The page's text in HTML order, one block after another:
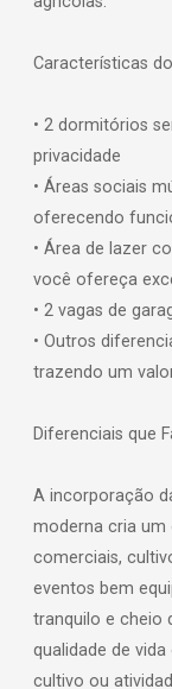
Características
• 2 dormitórios
privacidade
• Áreas sociais
oferecendo
• Área de lazer
você ofereça
• 2 vagas de
• Outros
trazendo um
Diferenciais que
A incorporação
moderna cria um
comerciais,
eventos bem
tranquilo e cheio
qualidade de
cultivo ou